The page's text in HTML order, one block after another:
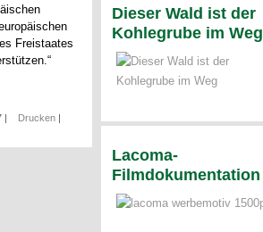
Freistaates
| Drucken |
Dieser Wald ist der
Kohlegrube im Weg
Lacoma-
Filmdokumentation